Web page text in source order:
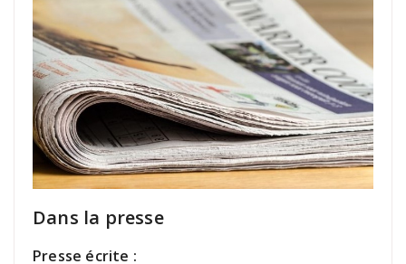
Dans la presse
Presse écrite :